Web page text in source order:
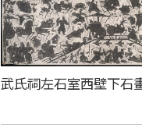
武氏祠左石室西壁下石